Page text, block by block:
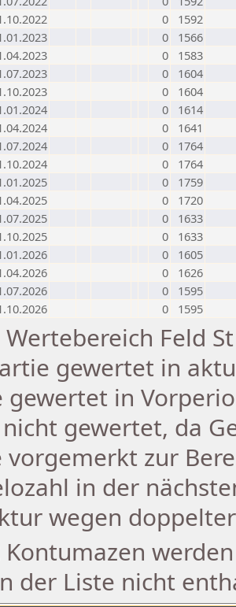
0
1592
0
1566
0
1583
0
1604
0
1604
0
1614
0
1641
0
1764
0
1764
0
1759
0
1720
0
1633
0
1633
0
1605
0
1626
0
1595
0 1595
Wertebereich Feld
gewertet in
gewertet in
gewertet, da
vorgemerkt zur
in der
wegen
Kontumazen
der Liste nicht